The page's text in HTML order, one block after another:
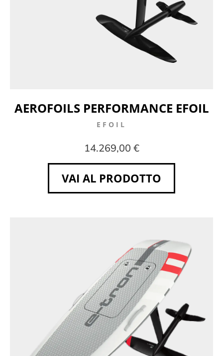
AEROFOILS PERFORMANCE EFOIL
EFOIL
14.269,00 €
VAI AL PRODOTTO